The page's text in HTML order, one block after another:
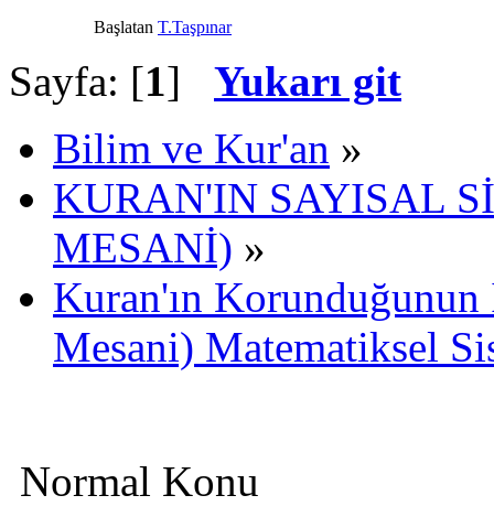
Başlatan T.Taşpınar
Sayfa: [1] Yukarı git
Bilim ve Kur'an »
KURAN'IN SAYISAL
MESANİ) »
Kuran'ın
Mesani) Matematiksel
Normal Konu